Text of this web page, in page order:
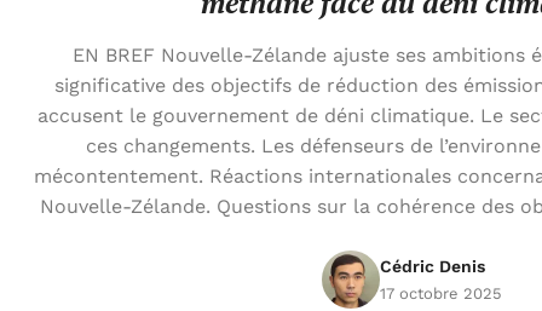
EN BREF Nouvelle-Zélande ajuste ses ambitions
significative des objectifs de réduction des
accusent le gouvernement de déni climatique. Le
ces changements. Les défenseurs de
mécontentement. Réactions internationales
Nouvelle-Zélande. Questions sur la cohérence des
Cédric Denis
17 octobre 2025